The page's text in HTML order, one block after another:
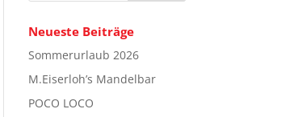
Neueste Beiträge
Sommerurlaub 2026
M.Eiserloh’s Mandelbar
POCO LOCO